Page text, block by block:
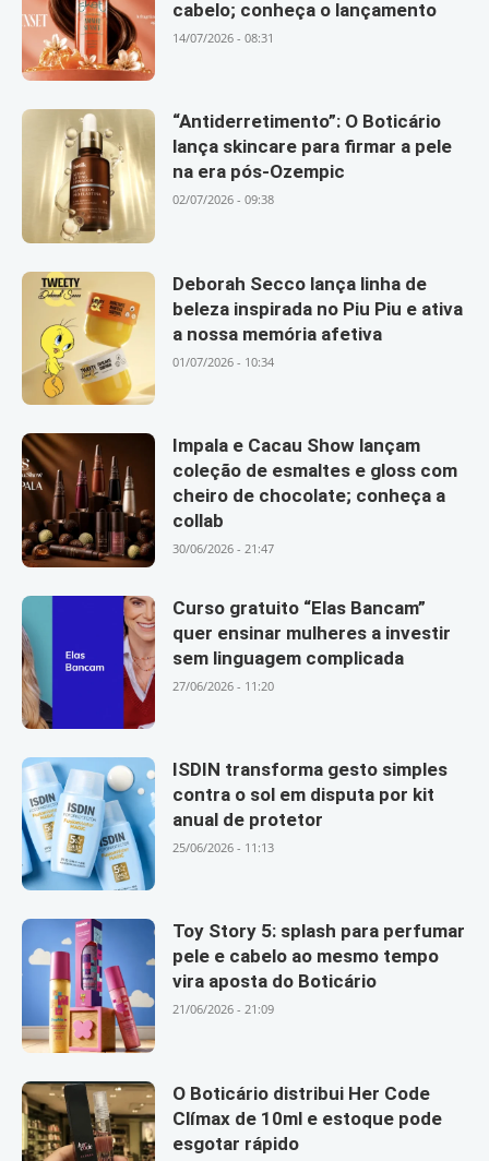
cabelo; conheça o lançamento
14/07/2026 - 08:31
“Antiderretimento”: O Boticário
lança skincare para firmar a pele
na era pós-Ozempic
02/07/2026 - 09:38
Deborah Secco lança linha de
beleza inspirada no Piu Piu e ativa
a nossa memória afetiva
01/07/2026 - 10:34
Impala e Cacau Show lançam
coleção de esmaltes e gloss com
cheiro de chocolate; conheça a
collab
30/06/2026 - 21:47
Curso gratuito “Elas Bancam”
quer ensinar mulheres a investir
sem linguagem complicada
27/06/2026 - 11:20
ISDIN transforma gesto simples
contra o sol em disputa por kit
anual de protetor
25/06/2026 - 11:13
Toy Story 5: splash para perfumar
pele e cabelo ao mesmo tempo
vira aposta do Boticário
21/06/2026 - 21:09
O Boticário distribui Her Code
Clímax de 10ml e estoque pode
esgotar rápido